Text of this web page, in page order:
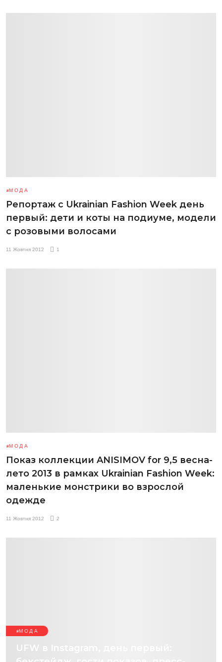
МОДА
Репортаж с Ukrainian Fashion Week день
первый: дети и коты на подиуме, модели
с розовыми волосами
11 Жовтня 2012 1
МОДА
Показ коллекции ANISIMOV for 9,5 весна-
лето 2013 в рамках Ukrainian Fashion Week:
маленькие монстрики во взрослой
одежде
11 Жовтня 2012 2
МОДА
UFW в Instagram, день первый: